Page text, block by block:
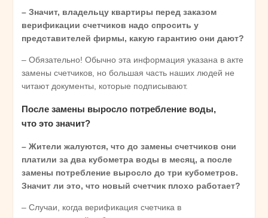
– Значит, владельцу квартиры перед заказом
верификации счетчиков надо спросить у
представителей фирмы, какую гарантию они дают?
– Обязательно! Обычно эта информация указана в акте
замены счетчиков, но большая часть наших людей не
читают документы, которые подписывают.
После замены выросло потребление воды,
что это значит?
– Жители жалуются, что до замены счетчиков они
платили за два кубометра воды в месяц, а после
замены потребление выросло до три кубометров.
Значит ли это, что новый счетчик плохо работает?
– Случаи, когда верификация счетчика в